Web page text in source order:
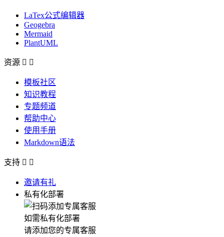
LaTex公式编辑器
Geogebra
Mermaid
PlantUML
资源  
模板社区
知识教程
专题频道
帮助中心
使用手册
Markdown语法
支持  
邀请有礼
私有化部署
如需私有化部署
请添加您的专属客服